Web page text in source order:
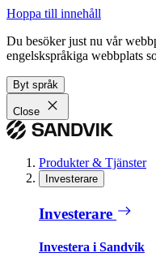
Hoppa till innehåll
Du besöker just nu vår
engelskspråkiga webbplats
Byt språk
Close
Produkter & Tjänster
Investerare
Investerare
Investera i Sandvik